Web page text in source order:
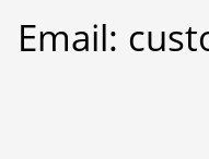
Email: